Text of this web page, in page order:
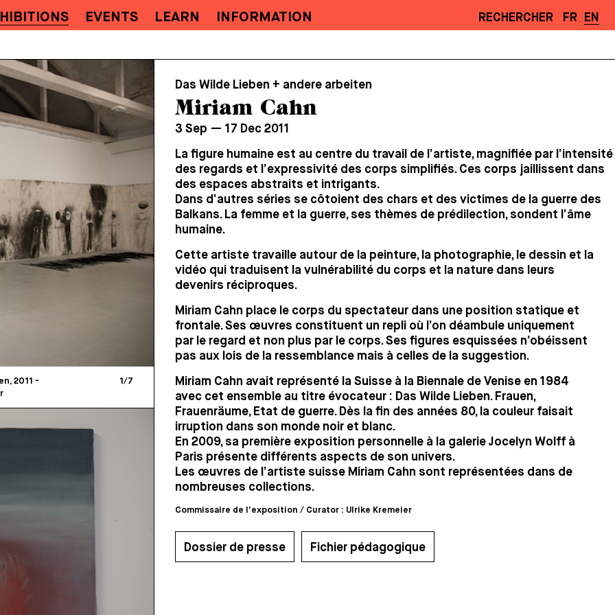
EVENTS LEARN INFORMATION RECHERCHER FR EN
2011 -
1/7
Das Wilde Lieben + andere arbeiten
Miriam Cahn
3 Sep — 17 Dec 2011
La figure humaine est au centre du travail de l’artiste, magnifiée par l’intensité
des regards et l’expressivité des corps simplifiés. Ces corps jaillissent dans
des espaces abstraits et intrigants.
Dans d’autres séries se côtoient des chars et des victimes de la guerre des
Balkans. La femme et la guerre, ses thèmes de prédilection, sondent l’âme
humaine.
Cette artiste travaille autour de la peinture, la photographie, le dessin et la
vidéo qui traduisent la vulnérabilité du corps et la nature dans leurs
devenirs réciproques.
Miriam Cahn place le corps du spectateur dans une position statique et
frontale. Ses œuvres constituent un repli où l’on déambule uniquement
par le regard et non plus par le corps. Ses figures esquissées n’obéissent
pas aux lois de la ressemblance mais à celles de la suggestion.
Miriam Cahn avait représenté la Suisse à la Biennale de Venise en 1984
avec cet ensemble au titre évocateur : Das Wilde Lieben. Frauen,
Frauenräume, Etat de guerre. Dès la fin des années 80, la couleur faisait
irruption dans son monde noir et blanc.
En 2009, sa première exposition personnelle à la galerie Jocelyn Wolff à
Paris présente différents aspects de son univers.
Les œuvres de l’artiste suisse Miriam Cahn sont représentées dans de
nombreuses collections.
Commissaire de l'exposition / Curator : Ulrike Kremeier
Dossier de presse Fichier pédagogique